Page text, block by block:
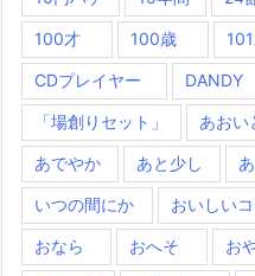
100才 100歳
CDプレイヤー DANDY
「場創りセット」 あおい
あでやか あと少し
いつの間にか おいしい
おなら おへそ お